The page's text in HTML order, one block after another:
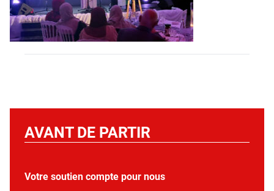
AVANT DE PARTIR
Votre soutien compte pour nous